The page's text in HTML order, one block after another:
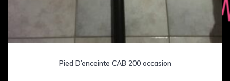
Pied D’enceinte CAB 200 occasion